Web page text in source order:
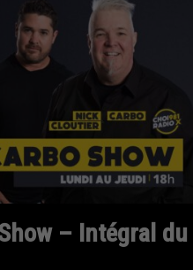
– Intégral